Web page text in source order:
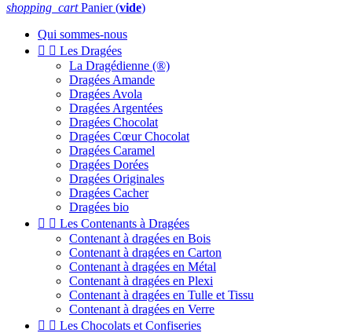
shopping_cart Panier (vide)
Qui sommes-nous
  Les Dragées
La Dragédienne (®)
Dragées Amande
Dragées Avola
Dragées Argentées
Dragées Chocolat
Dragées Cœur Chocolat
Dragées Caramel
Dragées Dorées
Dragées Originales
Dragées Cacher
Dragées bio
  Les Contenants à Dragées
Contenant à dragées en Bois
Contenant à dragées en Carton
Contenant à dragées en Métal
Contenant à dragées en Plexi
Contenant à dragées en Tulle et Tissu
Contenant à dragées en Verre
  Les Chocolats et Confiseries